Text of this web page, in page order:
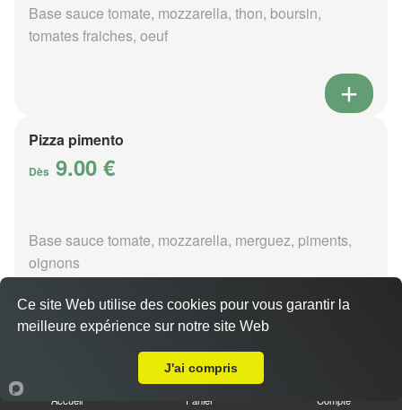
Base sauce tomate, mozzarella, thon, boursin,
tomates fraiches, oeuf
Pizza pimento
Dès 9.00 €
Base sauce tomate, mozzarella, merguez, piments,
oignons
9.00 €
Accueil Panier Compte
Ce site Web utilise des cookies pour vous garantir la
meilleure expérience sur notre site Web
J'ai compris